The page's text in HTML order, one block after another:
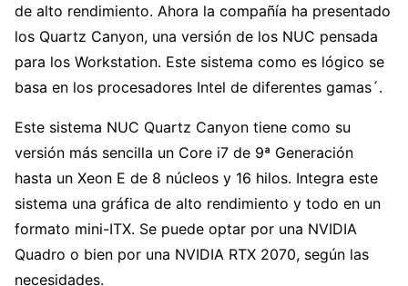
de alto rendimiento. Ahora la compañía ha presentado
los Quartz Canyon, una versión de los NUC pensada
para los Workstation. Este sistema como es lógico se
basa en los procesadores Intel de diferentes gamas´.
Este sistema NUC Quartz Canyon tiene como su
versión más sencilla un Core i7 de 9ª Generación
hasta un Xeon E de 8 núcleos y 16 hilos. Integra este
sistema una gráfica de alto rendimiento y todo en un
formato mini-ITX. Se puede optar por una NVIDIA
Quadro o bien por una NVIDIA RTX 2070, según las
necesidades.